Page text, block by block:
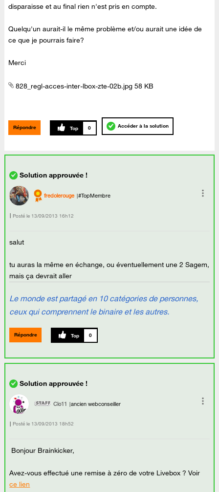
disparaisse et au final rien n'est pris en compte.
Quelqu'un aurait-il le même problème et/ou aurait une idée de
ce que je pourrais faire?
Merci
828_regl-acces-inter-lbox-zte-02b.jpg ‏58 KB
Répondre 0 Accéder à la solution
fredolerouge #TopMembre
Posté le ‎13/09/2013 16h12
salut
tu auras la même en échange, ou éventuellement une 2 Sagem,
mais ça devrait aller
Le monde est partagé en 10 catégories de personnes,
ceux qui comprennent le binaire et les autres.
Répondre 0
Clo11 ancien webconseiller
Posté le ‎13/09/2013 18h52
Bonjour Brainkicker,
Avez-vous effectué une remise à zéro de votre Livebox ? Voir
ce lien